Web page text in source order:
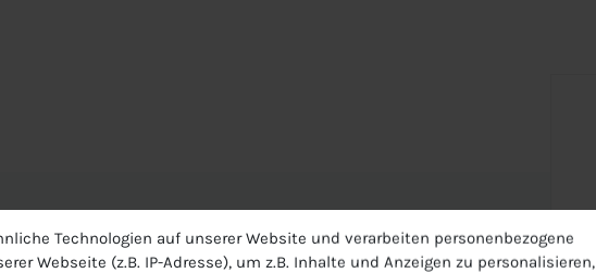
Technologien auf unserer Website und verarbeiten personenbezogene
Webseite (z.B. IP-Adresse), um z.B. Inhalte und Anzeigen zu personalisieren,